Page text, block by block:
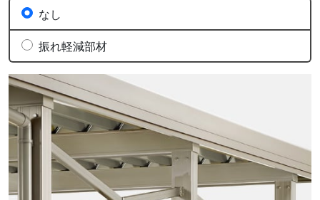
なし
振れ軽減部材